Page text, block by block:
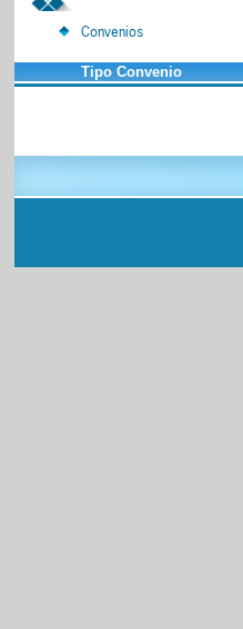
Convenios
Tipo Convenio